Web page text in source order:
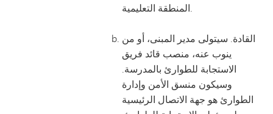
المنطقة التعليمية.
القادة. سيتولى مدير المبنى، أو من
ينوب عنه، منصب قائد فريق
الاستجابة للطوارئ بالمدرسة.
وسيكون منسق الأمن وإدارة
الطوارئ هو جهة الاتصال الرئيسية